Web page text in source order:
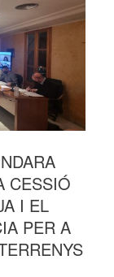
CESSIÓ
I EL
PER A